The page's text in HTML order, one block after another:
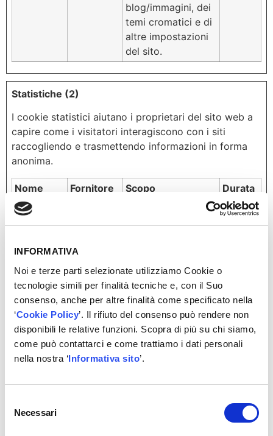
INFORMATIVA
Noi e terze parti selezionate utilizziamo Cookie o
tecnologie simili per finalità tecniche e, con il Suo
consenso, anche per altre finalità come specificato nella
‘Cookie Policy’. Il rifiuto del consenso può rendere non
disponibili le relative funzioni. Scopra di più su chi siamo,
come può contattarci e come trattiamo i dati personali
nella nostra ‘Informativa sito’.
delNecessari
blog/immagini, dei
temi cromatici e di
altre impostazioni
del sito.
Statistiche (2)
I cookie statistici aiutano i proprietari del sito web a
capire come i visitatori interagiscono con i siti
raccogliendo e trasmettendo informazioni in forma
anonima.
Nome Fornitore Scopo
Durata
massima
di
_pk_id#
stats.auto
disitalia.it
statistiche sugli
accessi al sito
internet, come
numero di accessi,
tempo medio
trascorso sul sito
internet e quali
lette.
1
giorno